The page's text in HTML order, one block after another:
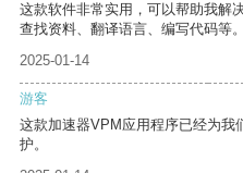
这款软件非常实用，可以帮助我解
查找资料、翻译语言、编写代码等。
2025-01-14
游客
这款加速器VPM应用程序已经为我
护。